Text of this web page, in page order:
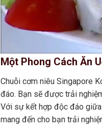
Một Phong Cách Ăn
Chuỗi cơm niêu Singapore
đáo. Bạn sẽ được trải
Với sự kết hợp độc đáo
mang đến cho bạn trải